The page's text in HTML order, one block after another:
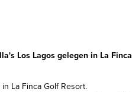
Los Lagos gelegen in La Finca
La Finca Golf Resort.